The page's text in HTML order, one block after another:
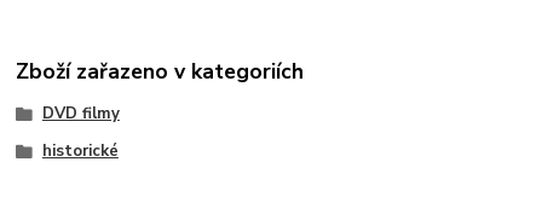
Zboží zařazeno v kategoriích
DVD filmy
historické